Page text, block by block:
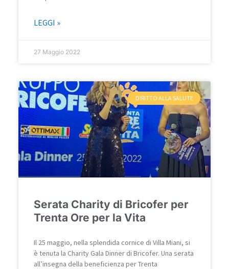
LEGGI »
27 Maggio 2022
DIRITTO ALLA SALUTE
Serata Charity di Bricofer per
Trenta Ore per la Vita
Il 25 maggio, nella splendida cornice di Villa Miani, si
è tenuta la Charity Gala Dinner di Bricofer. Una serata
all’insegna della beneficienza per Trenta